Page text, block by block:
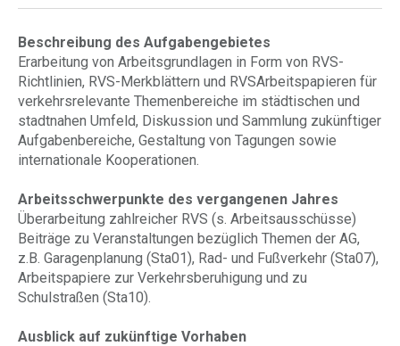
Beschreibung des Aufgabengebietes
Erarbeitung von Arbeitsgrundlagen in Form von RVS-
Richtlinien, RVS-Merkblättern und RVSArbeitspapieren für
verkehrsrelevante Themenbereiche im städtischen und
stadtnahen Umfeld, Diskussion und Sammlung zukünftiger
Aufgabenbereiche, Gestaltung von Tagungen sowie
internationale Kooperationen.
Arbeitsschwerpunkte des vergangenen Jahres
Überarbeitung zahlreicher RVS (s. Arbeitsausschüsse)
Beiträge zu Veranstaltungen bezüglich Themen der AG,
z.B. Garagenplanung (Sta01), Rad- und Fußverkehr (Sta07),
Arbeitspapiere zur Verkehrsberuhigung und zu
Schulstraßen (Sta10).
Ausblick auf zukünftige Vorhaben